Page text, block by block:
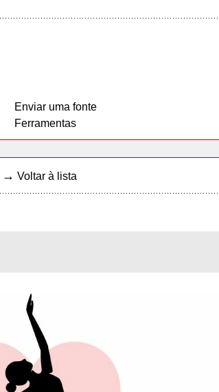
Enviar uma fonte
Ferramentas
→ Voltar à lista